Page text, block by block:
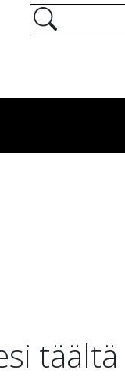
täältä